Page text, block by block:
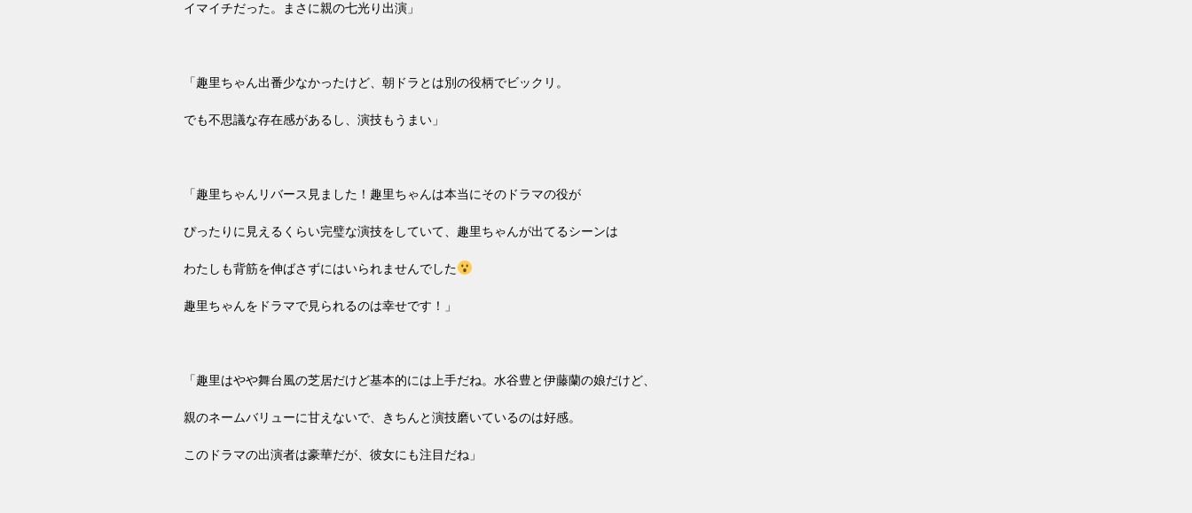
イマイチだった。まさに親の七光り出演」
「趣里ちゃん出番少なかったけど、朝ドラとは別の役柄でビックリ。
でも不思議な存在感があるし、演技もうまい」
「趣里ちゃん リバース見ました！趣里ちゃんは本当にそのドラマの役が
ぴったりに見えるくらい完璧な演技をしていて、趣里ちゃんが出てるシーンは
わたしも背筋を伸ばさずにはいられませんでした
趣里ちゃんをドラマで見られるのは幸せです！」
「趣里はやや舞台風の芝居だけど基本的には上手だね。水谷豊と伊藤蘭の娘だけど、
親のネームバリューに甘えないで、きちんと演技磨いているのは好感。
このドラマの出演者は豪華だが、彼女にも注目だね」